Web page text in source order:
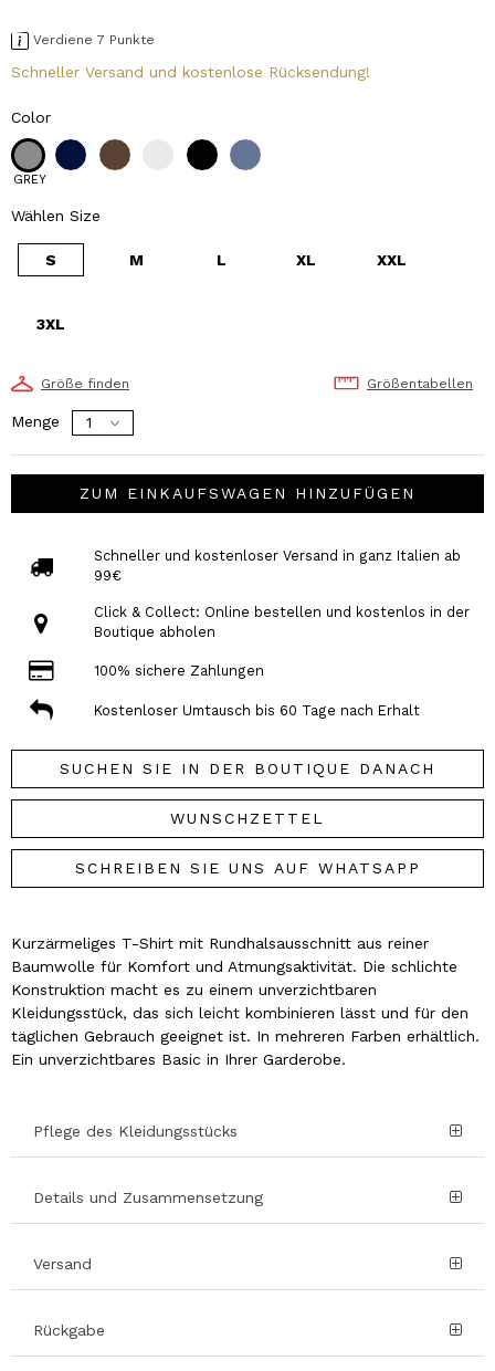
Verdiene 7 Punkte
Schneller Versand und kostenlose Rücksendung!
Color
GREY
Wählen Size
S M L XL XXL
3XL
Größe finden Größentabellen
Menge
ZUM EINKAUFSWAGEN HINZUFÜGEN
Schneller und kostenloser Versand in ganz Italien ab
99€
Click & Collect: Online bestellen und kostenlos in der
Boutique abholen
100% sichere Zahlungen
Kostenloser Umtausch bis 60 Tage nach Erhalt
SUCHEN SIE IN DER BOUTIQUE DANACH
WUNSCHZETTEL
SCHREIBEN SIE UNS AUF WHATSAPP
Kurzärmeliges T-Shirt mit Rundhalsausschnitt aus reiner
Baumwolle für Komfort und Atmungsaktivität. Die schlichte
Konstruktion macht es zu einem unverzichtbaren
Kleidungsstück, das sich leicht kombinieren lässt und für den
täglichen Gebrauch geeignet ist. In mehreren Farben erhältlich.
Ein unverzichtbares Basic in Ihrer Garderobe.
Pflege des Kleidungsstücks
Details und Zusammensetzung
Versand
Rückgabe